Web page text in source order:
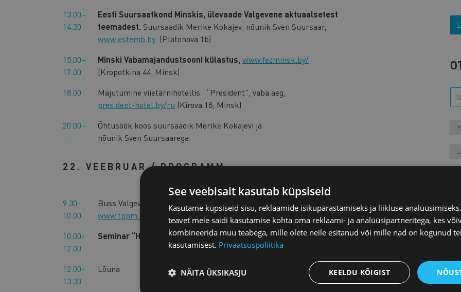
13.00–
14.30
Eesti Suursaatkond Minskis, ülevaade Valgevene aktuaalsetest
teemadest. Suursaadik Merike Kokajev, nõunik Sven Suursaar,
www.estemb.by (Platonova 1b)
15.00–
17.00
Minski Vabamajandustsooni külastus www.fezminsk.by/
(Kropotkina 44, Minsk)
18.00
Majutumine viietärnihotellis “President”, vaba aeg,
president-hotel.by/ru (Kirova 18, Minsk)
20.00–
Õhtusöök koos suursaadik Merike Kokajevi ja
nõunik Sven Suursaarega
22. VEEBRUAR / PROGRAMM
9.30-
10.00
Buss Valgevene Kaubandus-Tööstuskoja Minski osakonda,
www.tppm.by
(Kommunisticheskaya 11, Minsk)
10.00-
12.00
Seminar “How to do business in Belarus”
12.00-
13.30
Lõuna
See veebisait kasutab küpsiseid
Kasutame küpsiseid sisu, reklaamide isikupärastamiseks ja liikluse
teavet meie saidi kasutamise kohta oma reklaami- ja analüüsipartneritega, kes
kombineerida muu teabega, mille olete neile esitanud või mille nad on kogunud
kasutamisest. Privaatsuspoliitika
KEELDU KÕIGIST
NÄITA ÜKSIKASJU